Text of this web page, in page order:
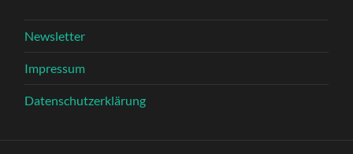
Newsletter
Impressum
Datenschutzerklärung